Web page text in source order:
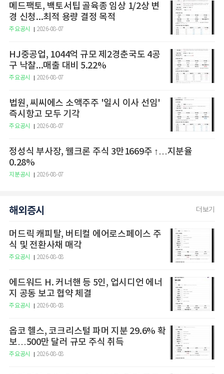
메드팩토, 백토서팁 골육종 임상 1/2상 변
경 신청...최적 용량 결정 목적
주요공시 2026-08-07
HJ중공업, 1044억 규모 제2경춘국도 4공
구 낙찰...매출 대비 5.22%
주요공시 2026-08-07
법원, 씨씨에스 소액주주 '일시 이사 선임'
즉시항고 모두 기각
주요공시 2026-08-07
정성식 부사장, 웰크론 주식 3만1669주 ↑…지분율
0.28%
지분공시 2026-08-07
해외증시 더보기
머드릭 캐피탈, 버티컬 에어로스페이스 주
식 및 전환사채 매각
주요공시 2026-08-08
에드워드 H. 커너핸 등 5인, 업시디언 에너
지 공동 보고 협약 체결
주요공시 2026-08-08
옵코 헬스, 코크리스털 파머 지분 29.6% 확
보…500만 달러 규모 주식 취득
주요공시 2026-08-08